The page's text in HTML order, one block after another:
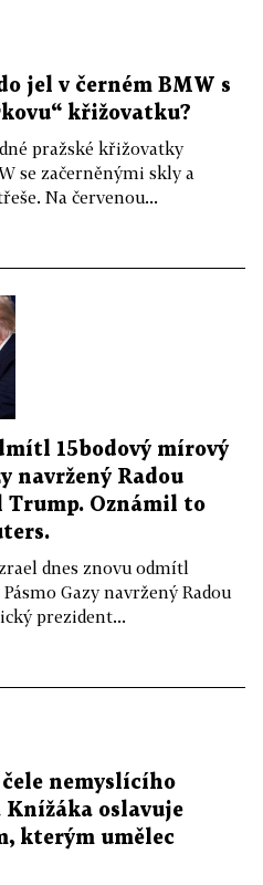
jel v černém BMW s
křižovatku?
pražské křižovatky
se začerněnými skly a
Na červenou...
15bodový mírový
navržený Radou
Oznámil to
dnes znovu odmítl
Gazy navržený Radou
prezident...
nemyslícího
Knížáka oslavuje
kterým umělec